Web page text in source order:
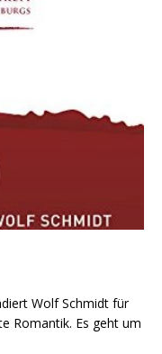
Wolf Schmidt für
Romantik. Es geht um